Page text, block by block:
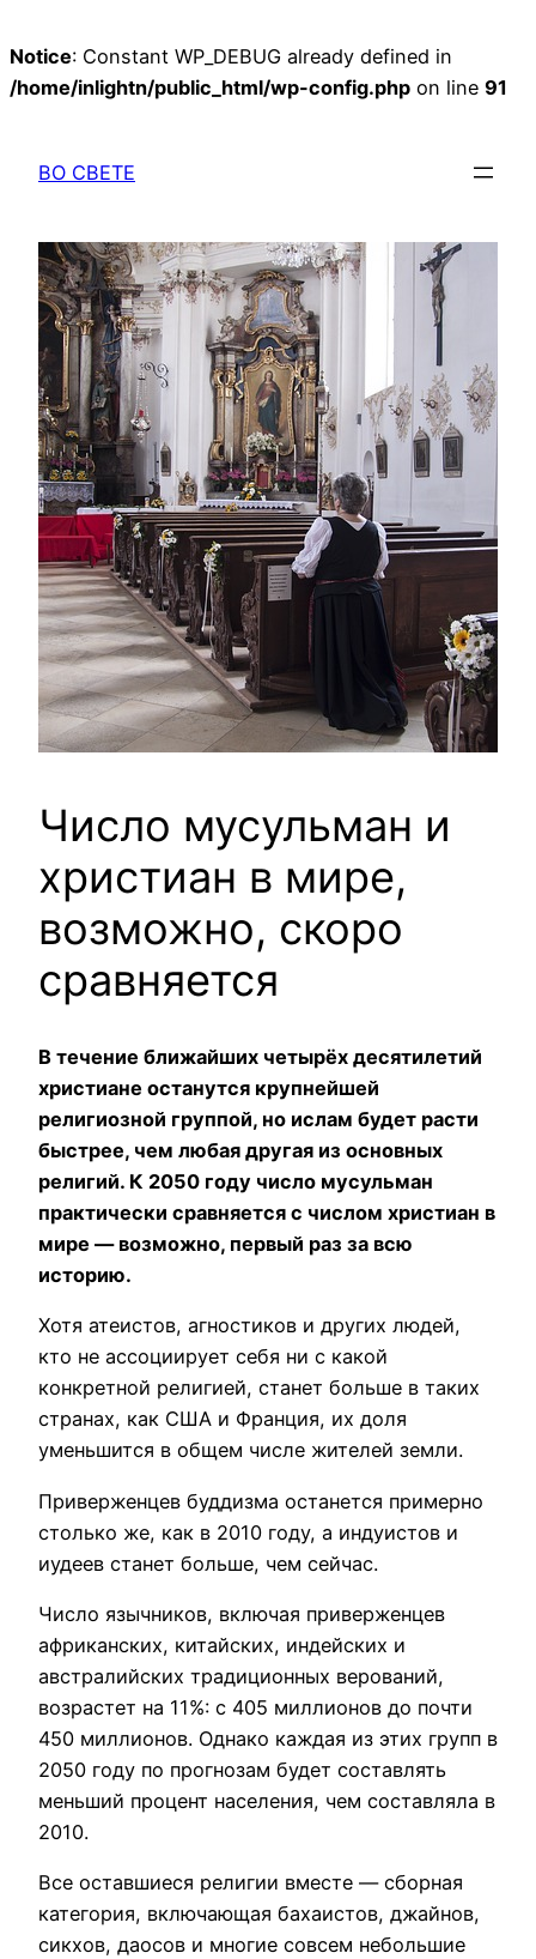
Notice: Constant WP_DEBUG already defined in
/home/inlightn/public_html/wp-config.php on line 91
содержимому
ВО СВЕТЕ
Число мусульман и
христиан в мире,
возможно, скоро
сравняется
В течение ближайших четырёх десятилетий
христиане останутся крупнейшей
религиозной группой, но ислам будет расти
быстрее, чем любая другая из основных
религий. К 2050 году число мусульман
практически сравняется с числом христиан в
мире — возможно, первый раз за всю
историю.
Хотя атеистов, агностиков и других людей,
кто не ассоциирует себя ни с какой
конкретной религией, станет больше в таких
странах, как США и Франция, их доля
уменьшится в общем числе жителей земли.
Приверженцев буддизма останется примерно
столько же, как в 2010 году, а индуистов и
иудеев станет больше, чем сейчас.
Число язычников, включая приверженцев
африканских, китайских, индейских и
австралийских традиционных верований,
возрастет на 11%: с 405 миллионов до почти
450 миллионов. Однако каждая из этих групп в
2050 году по прогнозам будет составлять
меньший процент населения, чем составляла в
2010.
Все оставшиеся религии вместе — сборная
категория, включающая бахаистов, джайнов,
сикхов, даосов и многие совсем небольшие